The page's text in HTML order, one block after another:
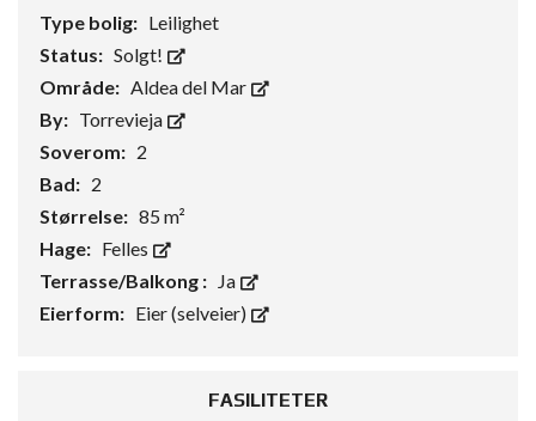
Type bolig: Leilighet
Status: Solgt!
Område: Aldea del Mar
By: Torrevieja
Soverom: 2
Bad: 2
Størrelse: 85 m²
Hage: Felles
Terrasse/Balkong : Ja
Eierform: Eier (selveier)
FASILITETER